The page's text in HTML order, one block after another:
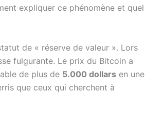
expliquer ce phénomène et quel
de « réserve de valeur ». Lors
fulgurante. Le prix du Bitcoin a
de plus de 5.000 dollars en une
que ceux qui cherchent à